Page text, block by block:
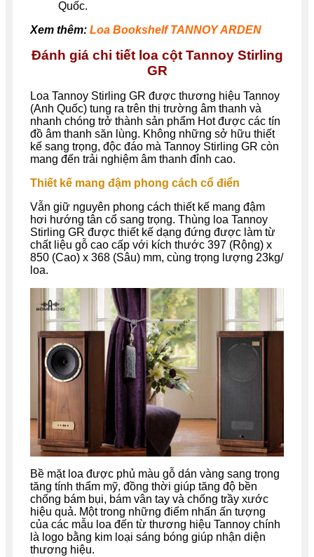
Quốc.
Xem thêm: Loa Bookshelf TANNOY ARDEN
Đánh giá chi tiết loa cột Tannoy Stirling
GR
Loa Tannoy Stirling GR được thương hiệu Tannoy
(Anh Quốc) tung ra trên thị trường âm thanh và
nhanh chóng trở thành sản phẩm Hot được các tín
đồ âm thanh săn lùng. Không những sở hữu thiết
kế sang trọng, độc đáo mà Tannoy Stirling GR còn
mang đến trải nghiệm âm thanh đỉnh cao.
Thiết kế mang đậm phong cách cổ điển
Vẫn giữ nguyên phong cách thiết kế mang đậm
hơi hướng tân cổ sang trọng. Thùng loa Tannoy
Stirling GR được thiết kế dạng đứng được làm từ
chất liệu gỗ cao cấp với kích thước 397 (Rộng) x
850 (Cao) x 368 (Sâu) mm, cùng trọng lượng 23kg/
loa.
Bề mặt loa được phủ màu gỗ dán vàng sang trọng
tăng tính thẩm mỹ, đồng thời giúp tăng độ bền
chống bám bụi, bám vân tay và chống trầy xước
hiệu quả. Một trong những điểm nhấn ấn tượng
của các mẫu loa đến từ thương hiệu Tannoy chính
là logo bằng kim loại sáng bóng giúp nhận diện
thương hiệu.